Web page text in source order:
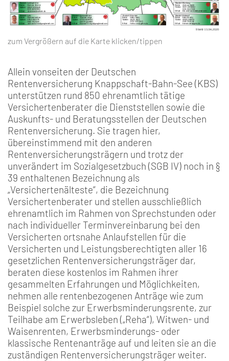
zum Vergrößern auf die Karte klicken/tippen
Allein vonseiten der Deutschen
Rentenversicherung Knappschaft-Bahn-See (KBS)
unterstützen rund 850 ehrenamtlich tätige
Versichertenberater die Dienststellen sowie die
Auskunfts- und Beratungsstellen der Deutschen
Rentenversicherung. Sie tragen hier,
übereinstimmend mit den anderen
Rentenversicherungsträgern und trotz der
unverändert im Sozialgesetzbuch (SGB IV) noch in §
39 enthaltenen Bezeichnung als
„Versichertenälteste“, die Bezeichnung
Versichertenberater und stellen ausschließlich
ehrenamtlich im Rahmen von Sprechstunden oder
nach individueller Terminvereinbarung bei den
Versicherten ortsnahe Anlaufstellen für die
Versicherten und Leistungsberechtigten aller 16
gesetzlichen Rentenversicherungsträger dar,
beraten diese kostenlos im Rahmen ihrer
gesammelten Erfahrungen und Möglichkeiten,
nehmen alle rentenbezogenen Anträge wie zum
Beispiel solche zur Erwerbsminderungsrente, zur
Teilhabe am Erwerbsleben („Reha“), Witwen- und
Waisenrenten, Erwerbsminderungs- oder
klassische Rentenanträge auf und leiten sie an die
zuständigen Rentenversicherungsträger weiter.